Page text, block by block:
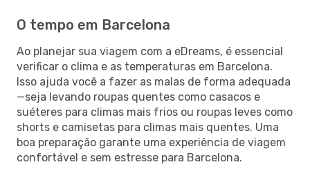
O tempo em Barcelona
Ao planejar sua viagem com a eDreams, é essencial
verificar o clima e as temperaturas em Barcelona.
Isso ajuda você a fazer as malas de forma adequada
—seja levando roupas quentes como casacos e
suéteres para climas mais frios ou roupas leves como
shorts e camisetas para climas mais quentes. Uma
boa preparação garante uma experiência de viagem
confortável e sem estresse para Barcelona.